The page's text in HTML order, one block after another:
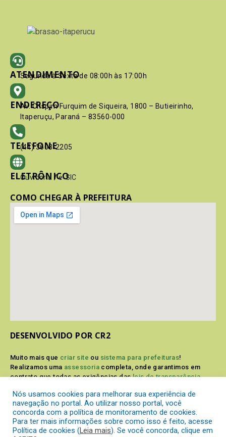
ATENDIMENTO
Segunda à Sexta de 08:00h às 17:00h
ENDEREÇO
Av. Crispim Furquim de Siqueira, 1800 – Butieirinho,
Itaperuçu, Paraná – 83560-000
TELEFONE
(41) 3603-2205
ELETRÔNICO
Ouvidoria / e-SIC
COMO CHEGAR À PREFEITURA
DESENVOLVIDO POR CR2
Muito mais que criar site ou sistema para prefeituras!
Realizamos uma assessoria completa, onde garantimos em
contrato que todas as exigências dasleis de transparência
Conheça oPNTPe oRadar da Transparência Pública
Nós usamos cookies para melhorar sua experiência de
navegação no portal. Ao utilizar nosso portal, você
concorda com a política de monitoramento de cookies.
Para ter mais informações sobre como isso é feito, acesse
Política de cookies (Leia mais). Se você concorda, clique em